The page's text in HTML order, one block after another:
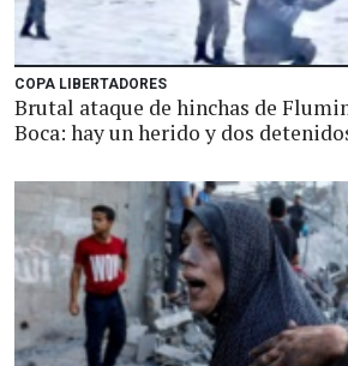
COPA LIBERTADORES
Brutal ataque de hinchas de
Boca: hay un herido y dos